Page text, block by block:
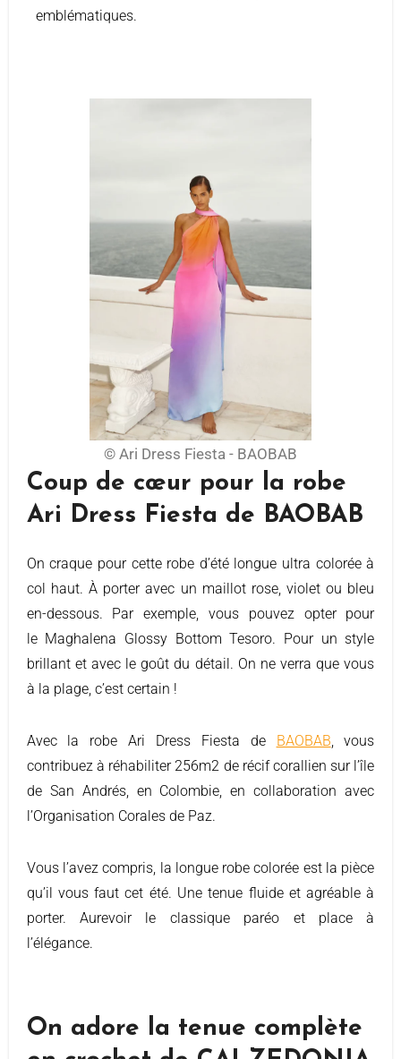
emblématiques.
Coup de cœur pour la robe
Ari Dress Fiesta de BAOBAB
On craque pour cette robe d’été longue ultra colorée à
col haut. À porter avec un maillot rose, violet ou bleu
en-dessous. Par exemple, vous pouvez opter pour
le Maghalena Glossy Bottom Tesoro. Pour un style
brillant et avec le goût du détail. On ne verra que vous
à la plage, c’est certain !
Avec la robe Ari Dress Fiesta de BAOBAB, vous
contribuez à réhabiliter 256m2 de récif corallien sur l’île
de San Andrés, en Colombie, en collaboration avec
l’Organisation Corales de Paz.
Vous l’avez compris, la longue robe colorée est la pièce
qu’il vous faut cet été. Une tenue fluide et agréable à
porter. Aurevoir le classique paréo et place à
l’élégance.
© Ari Dress Fiesta - BAOBAB
On adore la tenue complète